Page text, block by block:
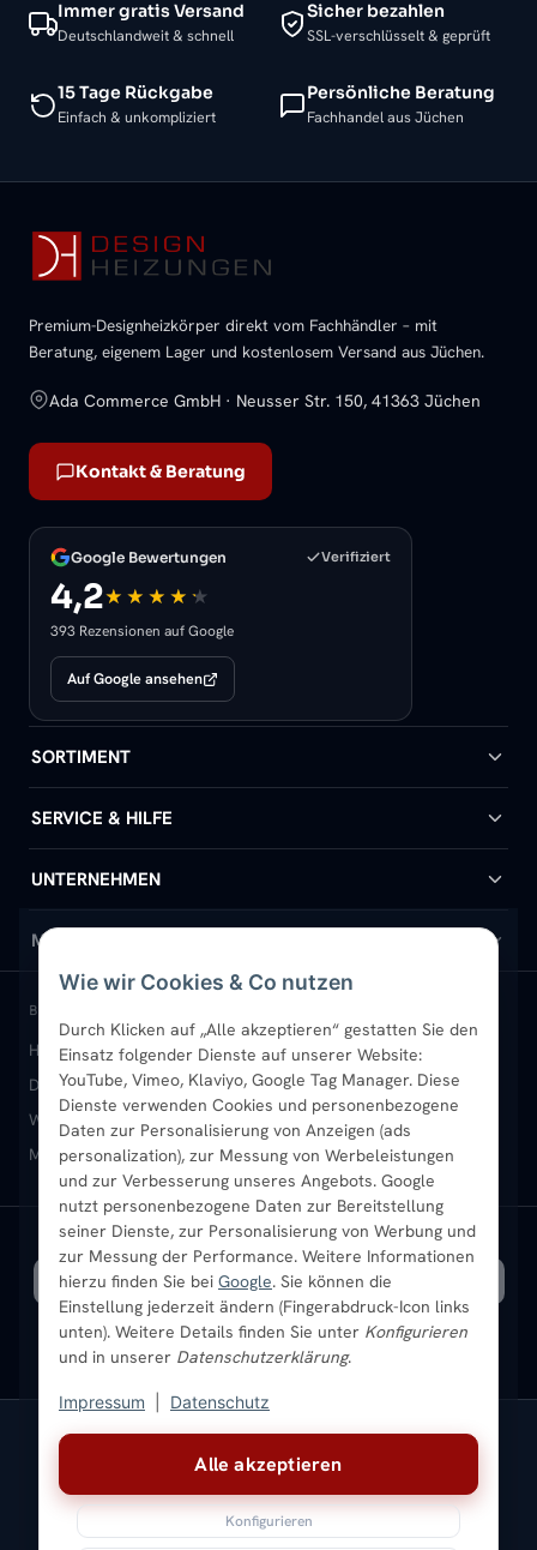
Alle akzeptieren
Konfigurieren
Wie wir Cookies & Co nutzen
Durch Klicken auf „Alle akzeptieren“ gestatten Sie den
Einsatz folgender Dienste auf unserer Website:
YouTube, Vimeo, Klaviyo, Google Tag Manager. Diese
Dienste verwenden Cookies und personenbezogene
Daten zur Personalisierung von Anzeigen (ads
personalization), zur Messung von Werbeleistungen
und zur Verbesserung unseres Angebots. Google
nutzt personenbezogene Daten zur Bereitstellung
seiner Dienste, zur Personalisierung von Werbung und
zur Messung der Performance. Weitere Informationen
hierzu finden Sie bei Google. Sie können die
Einstellung jederzeit ändern (Fingerabdruck-Icon links
unten). Weitere Details finden Sie unter Konfigurieren
und in unserer Datenschutzerklärung.
Impressum Datenschutz
Immer gratis Versand
Deutschlandweit & schnell
Sicher bezahlen
SSL-verschlüsselt & geprüft
15 Tage Rückgabe
Einfach & unkompliziert
Persönliche Beratung
Fachhandel aus Jüchen
Premium-Designheizkörper direkt vom Fachhändler – mit
Beratung, eigenem Lager und kostenlosem Versand aus Jüchen.
Ada Commerce GmbH · Neusser Str. 150, 41363 Jüchen
Kontakt & Beratung
Google Bewertungen Verifiziert
4,2
393 Rezensionen auf Google
Auf Google ansehen
SORTIMENT
Badheizkörper
Handtuchheizkörper
Design-Heizkörper
Paneelheizkörper
Vertikal-Heizkörper
Heizkörper-Zubehör
SERVICE & HILFE
Hilfe & Kontakt
Versand & Lieferung
Rückgabe & Widerruf
Garantie & Gewährleistung
Montageservice vor Ort
Sendung verfolgen
UNTERNEHMEN
Wir über uns
Standort & Abholung Jüchen
B2B-Kunden
Karriere
Ratgeber
Bestpreisgarantie
MEIN KONTO
Anmelden / Mein Konto
Merkliste
Newsletter
Aktuelle Angebote
BELIEBTE KATEGORIEN
Heizkörper kaufenBadheizkörperHandtuchheizkörper
Design-HeizkörperPaneelheizkörperVertikal-Heizkörper
Wandheizkörper Wohnraum-Heizkörper Badheizkörper Schwarz
Mischbetrieb-HeizkörperHeizkörper-ZubehörAktuelle Angebote
SICHERE ZAHLUNG VERSAND MIT
* Alle Preise inkl. gesetzlicher USt. |Kostenloser Versand
ImpressumDatenschutzAGBWiderrufsbelehrungVersandkosten